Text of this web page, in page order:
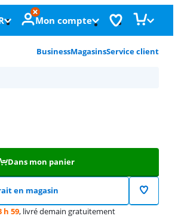
Mon compte
BusinessMagasinsService client
Dans mon panier
en magasin
h 59, livré demain gratuitement